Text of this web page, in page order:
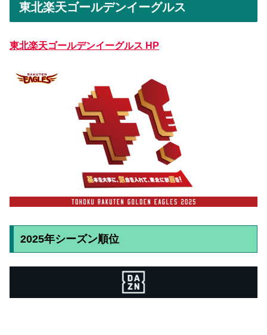
東北楽天ゴールデンイーグルス
東北楽天ゴールデンイーグルス HP
2025年シーズン順位